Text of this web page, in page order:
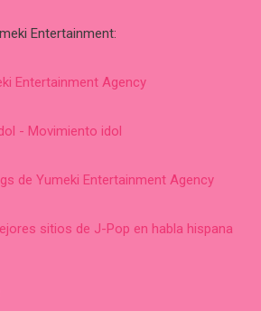
Entertainment:
Entertainment Agency
- Movimiento idol
de Yumeki Entertainment Agency
sitios de J-Pop en habla hispana